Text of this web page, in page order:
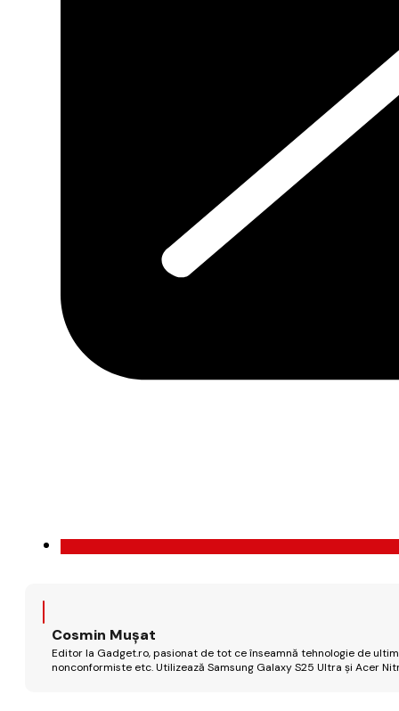
Cosmin Mușat
Editor la Gadget.ro, pasionat de tot ce înseamnă tehnologie de
nonconformiste etc. Utilizează Samsung Galaxy S25 Ultra și Acer